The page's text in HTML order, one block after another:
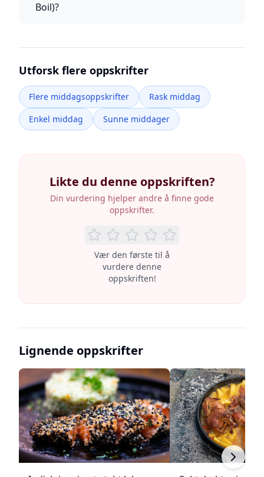
Boil)?
Utforsk flere oppskrifter
Flere middagsoppskrifter
Rask middag
Enkel middag
Sunne middager
Likte du denne oppskriften?
Din vurdering hjelper andre å finne gode
oppskrifter.
Vær den første til å
vurdere denne
oppskriften!
Lignende oppskrifter